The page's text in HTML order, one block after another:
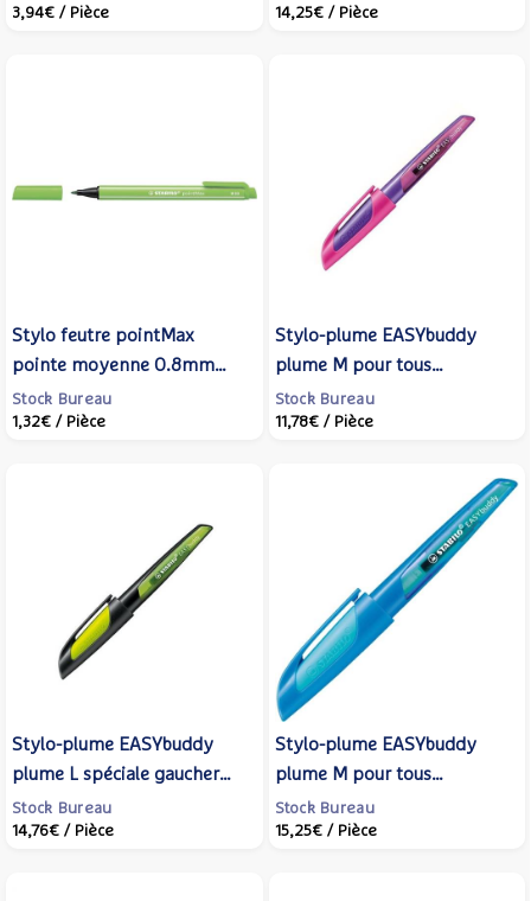
3,94€ / Pièce
14,25€ / Pièce
Stylo feutre pointMax
pointe moyenne 0.8mm
vert feuille - STABILO
Stock Bureau
1,32€ / Pièce
Stylo-plume EASYbuddy
plume M pour tous
rose/violet - STABILO
Stock Bureau
11,78€ / Pièce
Stylo-plume EASYbuddy
plume L spéciale gaucher
noir/jaune - STABILO
Stock Bureau
14,76€ / Pièce
Stylo-plume EASYbuddy
plume M pour tous
bleu/turquoise - STABILO
Stock Bureau
15,25€ / Pièce